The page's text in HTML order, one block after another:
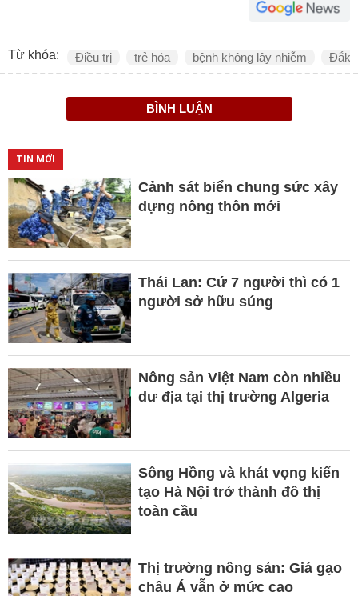
Từ khóa: Điều trị trẻ hóa bệnh không lây nhiễm Đắk
BÌNH LUẬN
TIN MỚI
Cảnh sát biển chung sức xây
dựng nông thôn mới
Thái Lan: Cứ 7 người thì có 1
người sở hữu súng
Nông sản Việt Nam còn nhiều
dư địa tại thị trường Algeria
Sông Hồng và khát vọng kiến
tạo Hà Nội trở thành đô thị
toàn cầu
Thị trường nông sản: Giá gạo
châu Á vẫn ở mức cao